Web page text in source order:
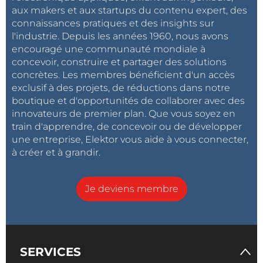
entièrement certifié IEEE 802.11 b/g/n de qualité
industrielle qui offre une connexion facile à n’importe
quel microcontrôleur via une interface SPI flexible. Le
module dispense les développeurs d’avoir une
expertise quelconque en protocoles réseaux.
« Microchip continue à introduire de nouveaux outils
de développement rapide qui permettent aux
développeurs de microcontrôleurs PIC de répondre
aux besoins changeants des applications et de créer
des produits différenciés », explique Steve Drehobl,
vice-président des divisions commerciales des
microcontrôleurs 8 et 16 bits de Microchip. « Au
connectivité au Cloud et font migrer leurs
(IoT), notre carte de développement PIC-IoT WG offre
aux makers et aux startups du contenu expert, des
connaissances pratiques et des insights sur
l'industrie. Depuis les années 1960, nous avons
encouragé une communauté mondiale à
concevoir, construire et partager des solutions
concrètes. Les membres bénéficient d'un accès
exclusif à des projets, de réductions dans notre
boutique et d'opportunités de collaborer avec des
innovateurs de premier plan. Que vous soyez en
train d'apprendre, de concevoir ou de développer
une entreprise, Elektor vous aide à vous connecter,
à créer et à grandir.
Je deviens membre
SERVICES